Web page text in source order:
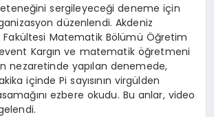
sergileyeceği deneme için
düzenlendi. Akdeniz
Fakültesi Matematik Bölümü Öğretim
Kargın ve matematik öğretmeni
nezaretinde yapılan denemede,
içinde Pi sayısının virgülden
ezbere okudu. Bu anlar, video